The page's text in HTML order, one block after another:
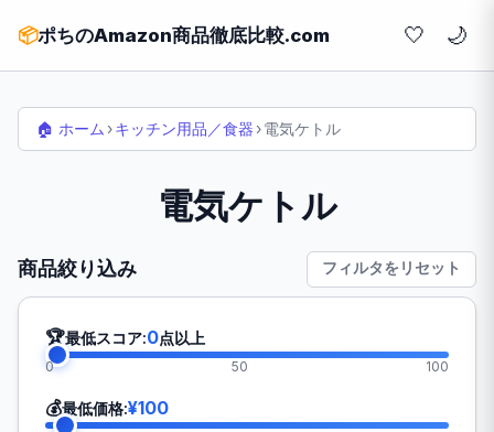
📦ポちのAmazon商品徹底比較.com 🤍
🏠 ホーム ›キッチン用品／食器 ›電気ケトル
電気ケトル
商品絞り込み フィルタをリセット
🏆最低スコア:0点以上
0 50 100
💰最低価格:¥100